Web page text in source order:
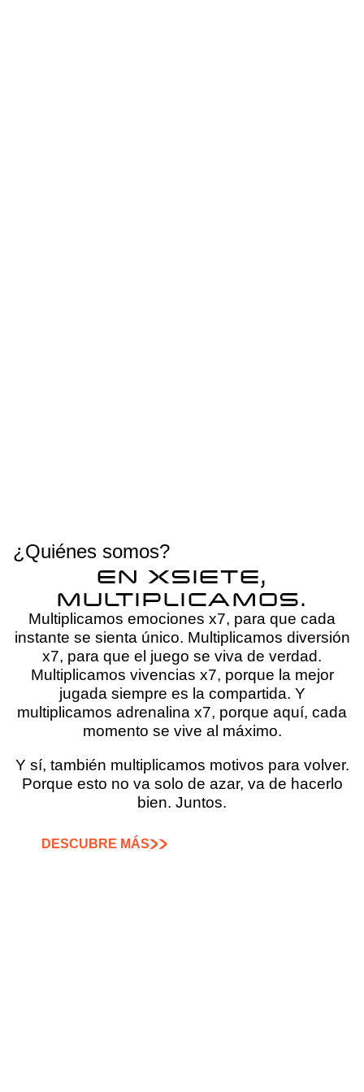
¿Quiénes somos?
EN XSIETE,
MULTIPLICAMOS.
Multiplicamos emociones x7, para que cada
instante se sienta único. Multiplicamos diversión
x7, para que el juego se viva de verdad.
Multiplicamos vivencias x7, porque la mejor
jugada siempre es la compartida. Y
multiplicamos adrenalina x7, porque aquí, cada
momento se vive al máximo.
Y sí, también multiplicamos motivos para volver.
Porque esto no va solo de azar, va de hacerlo
bien. Juntos.
DESCUBRE MÁS